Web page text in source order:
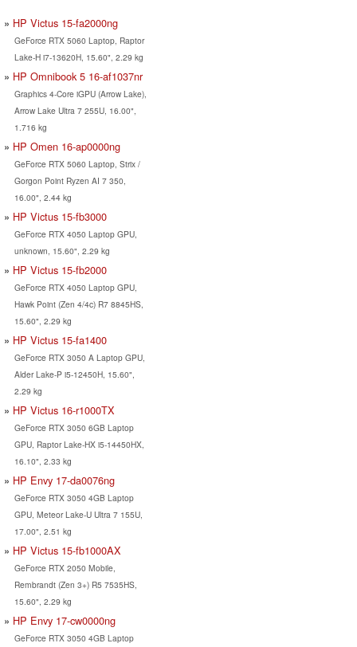
HP Victus 15-fa2000ng
GeForce RTX 5060 Laptop, Raptor
Lake-H i7-13620H, 15.60", 2.29 kg
HP Omnibook 5 16-af1037nr
Graphics 4-Core iGPU (Arrow Lake),
Arrow Lake Ultra 7 255U, 16.00",
1.716 kg
HP Omen 16-ap0000ng
GeForce RTX 5060 Laptop, Strix /
Gorgon Point Ryzen AI 7 350,
16.00", 2.44 kg
HP Victus 15-fb3000
GeForce RTX 4050 Laptop GPU,
unknown, 15.60", 2.29 kg
HP Victus 15-fb2000
GeForce RTX 4050 Laptop GPU,
Hawk Point (Zen 4/4c) R7 8845HS,
15.60", 2.29 kg
HP Victus 15-fa1400
GeForce RTX 3050 A Laptop GPU,
Alder Lake-P i5-12450H, 15.60",
2.29 kg
HP Victus 16-r1000TX
GeForce RTX 3050 6GB Laptop
GPU, Raptor Lake-HX i5-14450HX,
16.10", 2.33 kg
HP Envy 17-da0076ng
GeForce RTX 3050 4GB Laptop
GPU, Meteor Lake-U Ultra 7 155U,
17.00", 2.51 kg
HP Victus 15-fb1000AX
GeForce RTX 2050 Mobile,
Rembrandt (Zen 3+) R5 7535HS,
15.60", 2.29 kg
HP Envy 17-cw0000ng
GeForce RTX 3050 4GB Laptop